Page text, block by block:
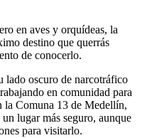
en aves y orquídeas, la
destino que querrás
de conocerlo.
lado oscuro de narcotráfico
en comunidad para
la Comuna 13 de Medellín,
lugar más seguro, aunque
para visitarlo.